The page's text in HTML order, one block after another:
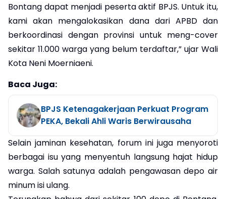
Bontang dapat menjadi peserta aktif BPJS. Untuk itu,
kami akan mengalokasikan dana dari APBD dan
berkoordinasi dengan provinsi untuk meng-cover
sekitar 11.000 warga yang belum terdaftar,” ujar Wali
Kota Neni Moerniaeni.
Baca Juga:
BPJS Ketenagakerjaan Perkuat Program
PEKA, Bekali Ahli Waris Berwirausaha
Selain jaminan kesehatan, forum ini juga menyoroti
berbagai isu yang menyentuh langsung hajat hidup
warga. Salah satunya adalah pengawasan depo air
minum isi ulang.